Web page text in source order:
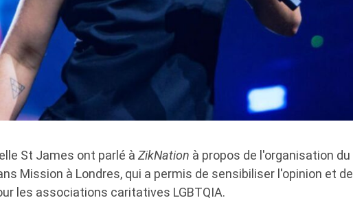
St James ont parlé à ZikNation à propos de l'organisation du
Mission à Londres, qui a permis de sensibiliser l'opinion et de
les associations caritatives LGBTQIA.